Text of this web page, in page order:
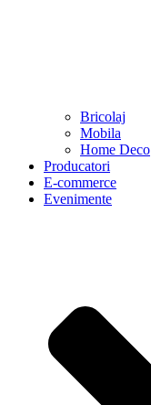
Bricolaj
Mobila
Home Deco
Producatori
E-commerce
Evenimente